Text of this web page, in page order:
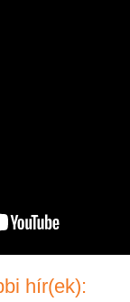
hír(ek):